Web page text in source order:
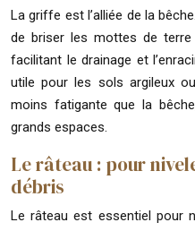
La griffe est l’alliée de la
de briser les mottes de terre
facilitant le drainage et
utile pour les sols argileux
moins fatigante que la
grands espaces.
Le râteau : pour
débris
Le râteau est essentiel pour